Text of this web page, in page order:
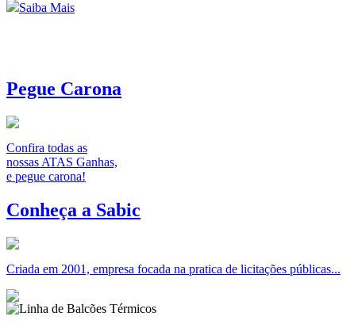
Saiba Mais
Pegue Carona
Confira todas as
nossas ATAS Ganhas,
e pegue carona!
Conheça a Sabic
Criada em 2001, empresa focada na pratica de licitações públicas...